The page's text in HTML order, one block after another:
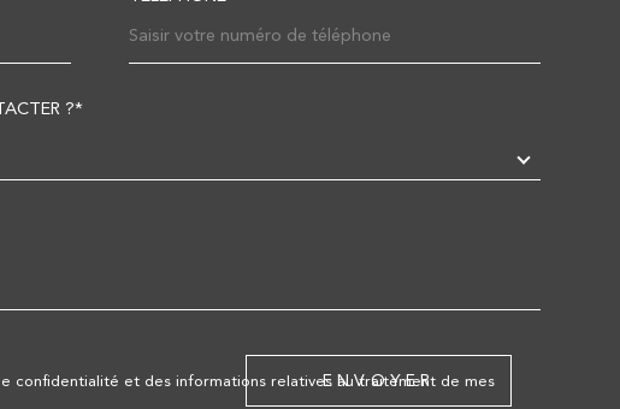
AGENCE DE VASLES
05 49 50
?*
confidentialité et des informations relatives au traitement de mes
ENVOYER